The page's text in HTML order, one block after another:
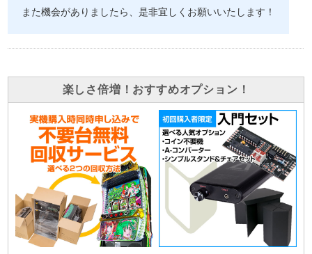
また機会がありましたら、是非宜しくお願いいたします！
楽しさ倍増！おすすめオプション！